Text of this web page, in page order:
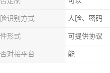
识别方式 人脸、密码
形式 可提供协议
对接平台 能